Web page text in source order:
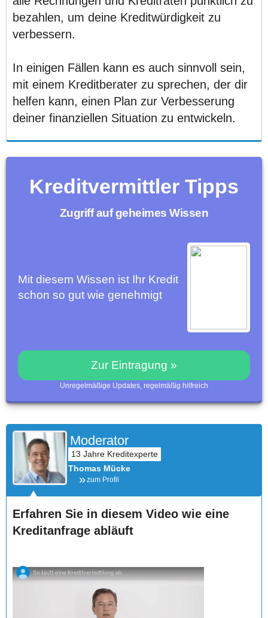
bezahlen, um deine Kreditwürdigkeit zu
verbessern.
In einigen Fällen kann es auch sinnvoll sein,
mit einem Kreditberater zu sprechen, der dir
helfen kann, einen Plan zur Verbesserung
deiner finanziellen Situation zu entwickeln.
Kreditvermittler Tipps
Zugriff auf geheimes Wissen
Mit diesem Wissen ist Ihr Kredit
schon so gut wie genehmigt
Zur Eintragung »
Unregelmäßige Updates, regelmäßig hilfreich
Moderator
Thomas Mücke
zum Profil
Erfahren Sie in diesem Video wie eine
Kreditanfrage abläuft